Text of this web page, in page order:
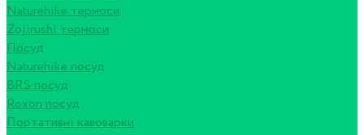
Naturehike термоси
Zojirushi термоси
Посуд
Naturehike посуд
BRS посуд
Roxon посуд
Портативні кавоварки